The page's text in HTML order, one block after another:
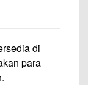
di
para